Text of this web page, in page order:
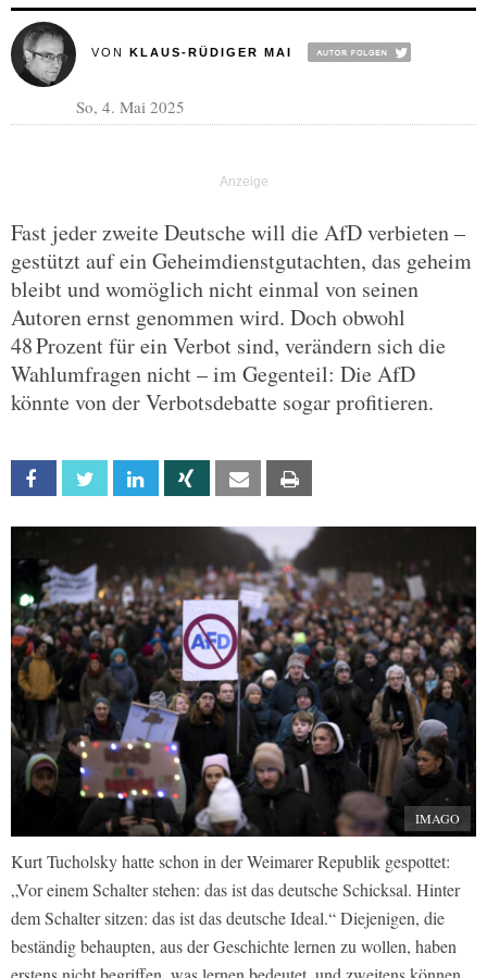
VON KLAUS-RÜDIGER MAI
So, 4. Mai 2025
Fast jeder zweite Deutsche will die AfD verbieten –
gestützt auf ein Geheimdienstgutachten, das geheim
bleibt und womöglich nicht einmal von seinen
Autoren ernst genommen wird. Doch obwohl
48 Prozent für ein Verbot sind, verändern sich die
Wahlumfragen nicht – im Gegenteil: Die AfD
könnte von der Verbotsdebatte sogar profitieren.
Facebook Twitter Linkedin Xing Email
IMAGO
Kurt Tucholsky hatte schon in der Weimarer Republik gespottet:
„Vor einem Schalter stehen: das ist das deutsche Schicksal. Hinter
dem Schalter sitzen: das ist das deutsche Ideal.“ Diejenigen, die
beständig behaupten, aus der Geschichte lernen zu wollen, haben